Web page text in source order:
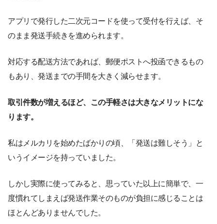
アプリで発行した二次元コードを使って受付を行えば、そ
のまま発送手続きを進められます。
対応する配送方法であれば、郵便ポストへ投函できるもの
もあり、発送までの手間を大きく減らせます。
取引件数が増えるほど、この手軽さは大きなメリットにな
ります。
私はメルカリを始めたばかりの頃、「発送は難しそう」と
いうイメージを持っていました。
しかし実際に使ってみると、思っていた以上に簡単で、一
度慣れてしまえば発送作業そのものが負担に感じることは
ほとんどありませんでした。